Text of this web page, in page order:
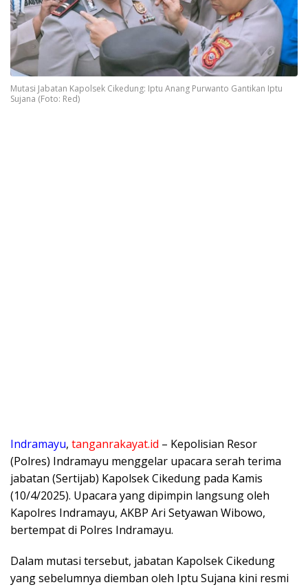
Mutasi Jabatan Kapolsek Cikedung: Iptu Anang Purwanto Gantikan Iptu
Sujana (Foto: Red)
Indramayu, tanganrakayat.id – Kepolisian Resor
(Polres) Indramayu menggelar upacara serah terima
jabatan (Sertijab) Kapolsek Cikedung pada Kamis
(10/4/2025). Upacara yang dipimpin langsung oleh
Kapolres Indramayu, AKBP Ari Setyawan Wibowo,
bertempat di Polres Indramayu.
Dalam mutasi tersebut, jabatan Kapolsek Cikedung
yang sebelumnya diemban oleh Iptu Sujana kini resmi